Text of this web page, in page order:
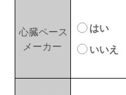
心臓ペース
メーカー
はい
いいえ